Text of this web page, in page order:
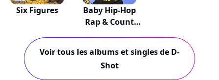
Six Figures
Baby Hip-Hop
Rap & Count
Voir tous les albums et singles de D-
Shot